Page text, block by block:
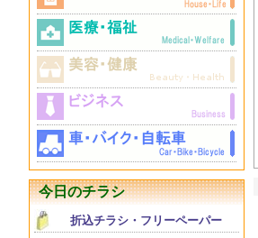
今日のチラシ
折込チラシ・フリーペーパー